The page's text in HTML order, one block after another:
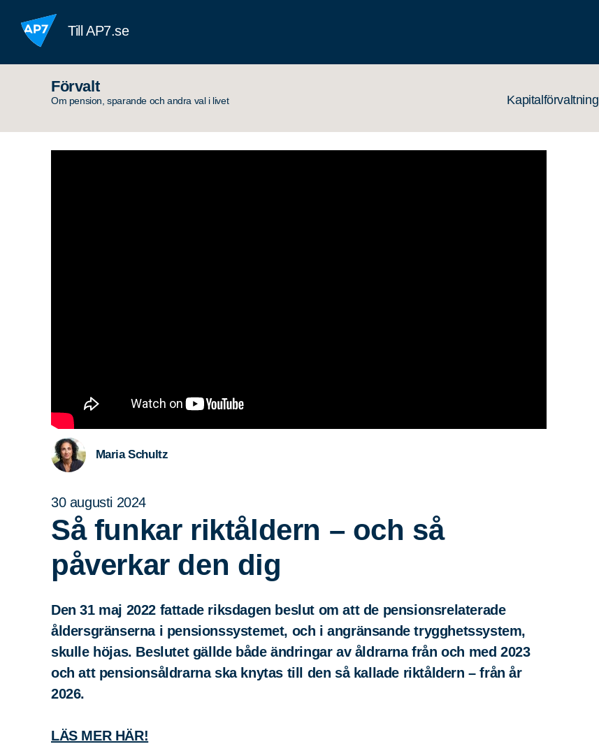
Hoppa till innehållet
Till AP7.se
Förvalt
Om pension, sparande och andra val i livet Kapitalförvaltning
Maria Schultz
30 augusti 2024
Så funkar riktåldern – och så
påverkar den dig
Den 31 maj 2022 fattade riksdagen beslut om att de pensionsrelaterade
åldersgränserna i pensionssystemet, och i angränsande trygghetssystem,
skulle höjas. Beslutet gällde både ändringar av åldrarna från och med 2023
och att pensionsåldrarna ska knytas till den så kallade riktåldern – från år
2026.
LÄS MER HÄR!
efter: